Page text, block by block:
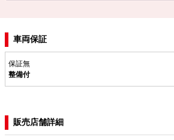
車両保証
保証無
整備付
販売店舗詳細